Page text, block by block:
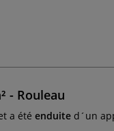
- Rouleau
a été enduite d´un